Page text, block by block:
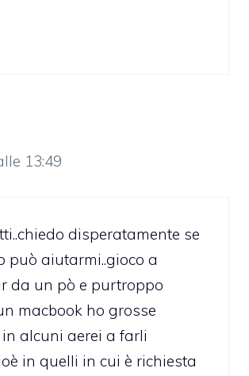
13:49
disperatamente se
può aiutarmi..gioco a
da un pò e purtroppo
macbook ho grosse
alcuni aerei a farli
in quelli in cui è richiesta